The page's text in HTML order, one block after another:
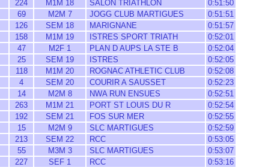
224 M1M 18 SALON TRIATHLON
0:51:50
69 M2M 7 JOGG CLUB MARTIGUES
0:51:51
126 SEM 18 MARIGNANE
0:51:57
158 M1M 19 ISTRES SPORT TRIATH
0:52:01
47 M2F 1 PLAN D AUPS LA STE B
0:52:04
25 SEM 19 ISTRES
0:52:05
118 M1M 20 ROGNAC ATHLETIC CLUB
0:52:08
4 SEM 20 COURIR A SAUSSET
0:52:23
14 M2M 8 NWA RUN ENSUES
0:52:51
263 M1M 21 PORT ST LOUIS DU R
0:52:54
192 SEM 21 FOS SUR MER
0:52:55
15 M2M 9 SLC MARTIGUES
0:52:59
213 SEM 22 RCC
0:53:05
55 M3M 3 SLC MARTIGUES
0:53:07
227 SEF 1 RCC
0:53:16